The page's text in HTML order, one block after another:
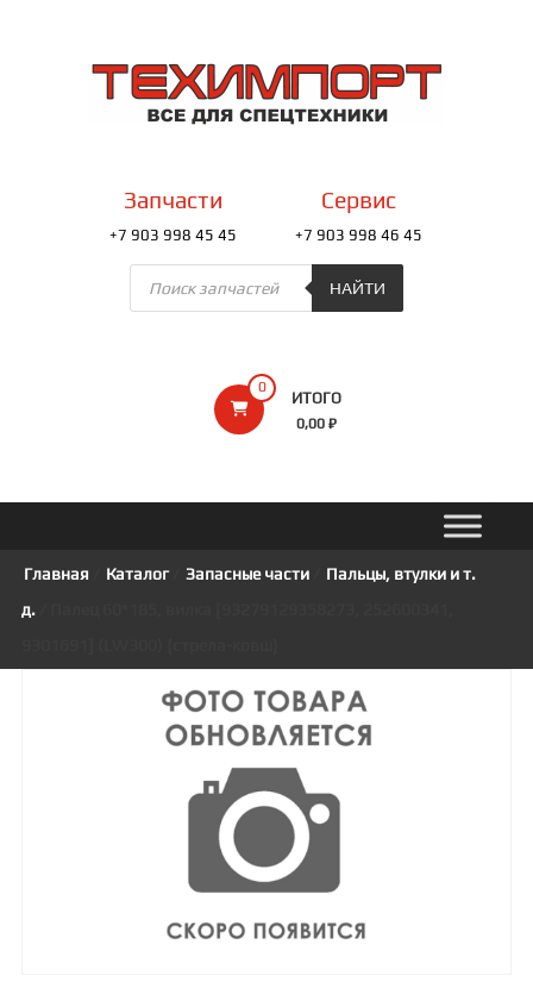
содержимомуТЕХИМПОРТ
Всё
0
ИТОГО
0,00 ₽
Запчасти
+7 903 998 45 45
Сервис
+7 903 998 46 45
Поиск
товаров
НАЙТИ
Главная Каталог/ Запасные части/
Пальцы, втулки и т.
д./ Палец 60*185, вилка [93279129358273, 252600341,